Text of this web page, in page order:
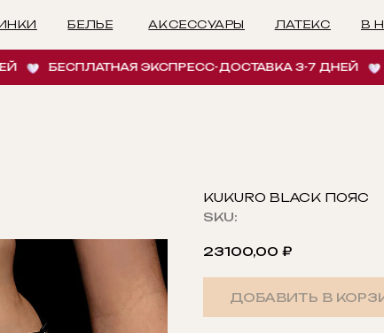
ЛАТЕКС
БЕЛЬЕ В НАЛИЧИИ
АКСЕССУАРЫ
БЕСПЛАТНАЯ ЭКСПРЕСС-ДОСТАВКА 3-7 ДНЕЙ
KUKURO BLACK ПОЯС
SKU:
23100,00 ₽
ДОБАВИТЬ В